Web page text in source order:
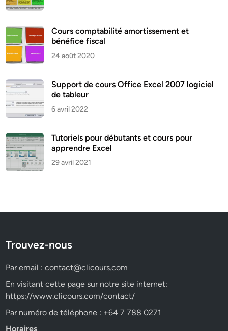
Cours comptabilité amortissement et
bénéfice fiscal
24 août 2020
Support de cours Office Excel 2007 logiciel
de tableur
6 avril 2022
Tutoriels pour débutants et cours pour
apprendre Excel
29 avril 2021
Trouvez-nous
Par email :contact@clicours.com
En visitant cette page sur notre site internet:
https://www.clicours.com/contact/
Par numéro de téléphone : +64 7 788 0271
Horaires